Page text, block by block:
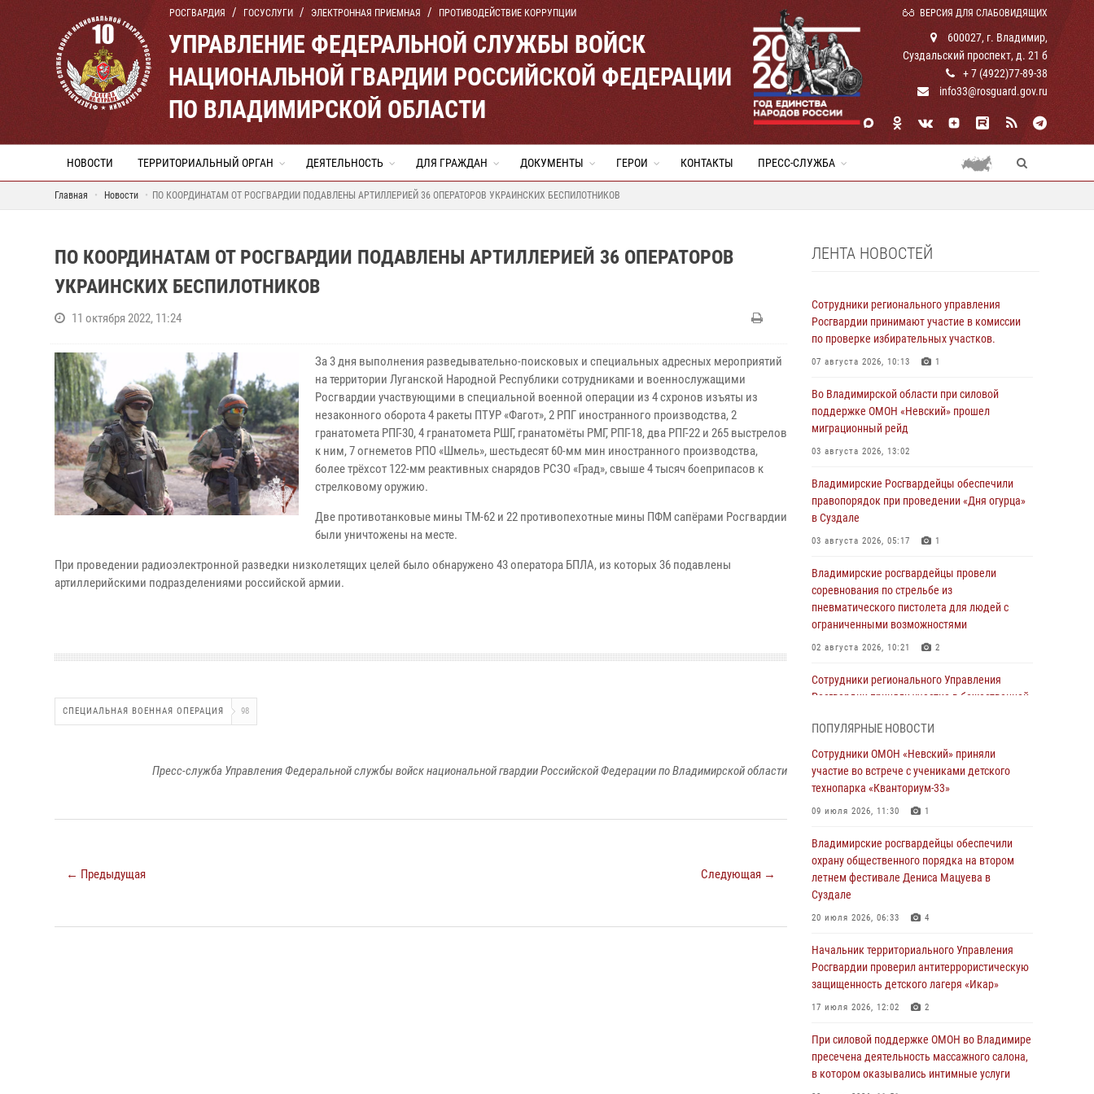
РОСГВАРДИЯ ГОСУСЛУГИ ЭЛЕКТРОННАЯ ПРИЕМНАЯ ПРОТИВОДЕЙСТВИЕ КОРРУПЦИИ ВЕРСИЯ ДЛЯ СЛАБОВИДЯЩИХ
УПРАВЛЕНИЕ ФЕДЕРАЛЬНОЙ СЛУЖБЫ ВОЙСК
НАЦИОНАЛЬНОЙ ГВАРДИИ РОССИЙСКОЙ ФЕДЕРАЦИИ
ПО ВЛАДИМИРСКОЙ ОБЛАСТИ
600027, г. Владимир,
Суздальский проспект, д. 21 б
+ 7 (4922)77-89-38
info33@rosguard.gov.ru
НОВОСТИ ТЕРРИТОРИАЛЬНЫЙ ОРГАН ДЕЯТЕЛЬНОСТЬ ДЛЯ ГРАЖДАН ДОКУМЕНТЫ ГЕРОИ КОНТАКТЫ ПРЕСС-СЛУЖБА
Главная Новости ПО КООРДИНАТАМ ОТ РОСГВАРДИИ ПОДАВЛЕНЫ АРТИЛЛЕРИЕЙ 36 ОПЕРАТОРОВ УКРАИНСКИХ БЕСПИЛОТНИКОВ
ПО КООРДИНАТАМ ОТ РОСГВАРДИИ ПОДАВЛЕНЫ АРТИЛЛЕРИЕЙ 36 ОПЕРАТОРОВ
УКРАИНСКИХ БЕСПИЛОТНИКОВ
11 октября 2022, 11:24
За 3 дня выполнения разведывательно-поисковых и специальных адресных мероприятий
на территории Луганской Народной Республики сотрудниками и военнослужащими
Росгвардии участвующими в специальной военной операции из 4 схронов изъяты из
незаконного оборота 4 ракеты ПТУР «Фагот», 2 РПГ иностранного производства, 2
гранатомета РПГ-30, 4 гранатомета РШГ, гранатомёты РМГ, РПГ-18, два РПГ-22 и 265 выстрелов
к ним, 7 огнеметов РПО «Шмель», шестьдесят 60-мм мин иностранного производства,
более трёхсот 122-мм реактивных снарядов РСЗО «Град», свыше 4 тысяч боеприпасов к
стрелковому оружию.
Две противотанковые мины ТМ-62 и 22 противопехотные мины ПФМ сапёрами Росгвардии
были уничтожены на месте.
При проведении радиоэлектронной разведки низколетящих целей было обнаружено 43 оператора БПЛА, из которых 36 подавлены
артиллерийскими подразделениями российской армии.
СПЕЦИАЛЬНАЯ ВОЕННАЯ ОПЕРАЦИЯ 98
Пресс-служба Управления Федеральной службы войск национальной гвардии Российской Федерации по Владимирской области
← Предыдущая Следующая →
ЛЕНТА НОВОСТЕЙ
Сотрудники регионального управления
Росгвардии принимают участие в комиссии
по проверке избирательных участков.
07 августа 2026, 10:13 1
Во Владимирской области при силовой
поддержке ОМОН «Невский» прошел
миграционный рейд
03 августа 2026, 13:02
Владимирские Росгвардейцы обеспечили
правопорядок при проведении «Дня огурца»
в Суздале
03 августа 2026, 05:17 1
Владимирские росгвардейцы провели
соревнования по стрельбе из
пневматического пистолета для людей с
ограниченными возможностями
02 августа 2026, 10:21 2
Сотрудники регионального Управления
Росгвардии приняли участие в божественной
равноапостольного великого князя
Владимира и празднования Дня Крещения
29 июля 2026, 05:29 4
пресечена деятельность массажного салона,
в котором оказывались интимные услуги
28 июля 2026, 11:51
Во Владимирcкой области открыли
детском лагере «Икар»
27 июля 2026, 16:43 2
Владимирские росгвардейцы обеспечили
летнем фестивале Дениса Мацуева в
20 июля 2026, 06:33 4
ПОПУЛЯРНЫЕ НОВОСТИ
Сотрудники ОМОН «Невский» приняли
участие во встрече с учениками детского
технопарка «Кванториум-33»
09 июля 2026, 11:30 1
Владимирские росгвардейцы обеспечили
охрану общественного порядка на втором
летнем фестивале Дениса Мацуева в
Суздале
20 июля 2026, 06:33 4
Начальник территориального Управления
Росгвардии проверил антитеррористическую
защищенность детского лагеря «Икар»
17 июля 2026, 12:02 2
При силовой поддержке ОМОН во Владимире
пресечена деятельность массажного салона,
в котором оказывались интимные услуги